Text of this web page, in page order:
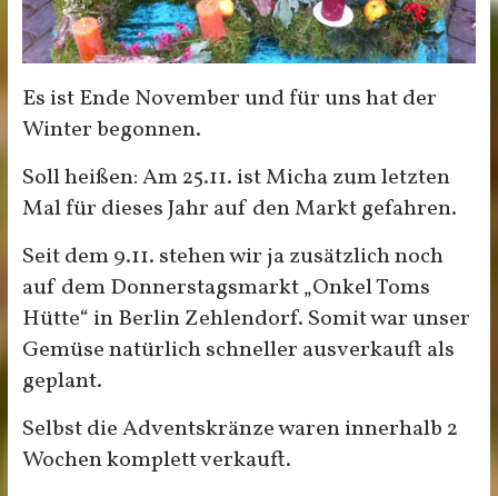
Es ist Ende November und für uns hat der
Winter begonnen.
Soll heißen: Am 25.11. ist Micha zum letzten
Mal für dieses Jahr auf den Markt gefahren.
Seit dem 9.11. stehen wir ja zusätzlich noch
auf dem Donnerstagsmarkt „Onkel Toms
Hütte“ in Berlin Zehlendorf. Somit war unser
Gemüse natürlich schneller ausverkauft als
geplant.
Selbst die Adventskränze waren innerhalb 2
Wochen komplett verkauft.